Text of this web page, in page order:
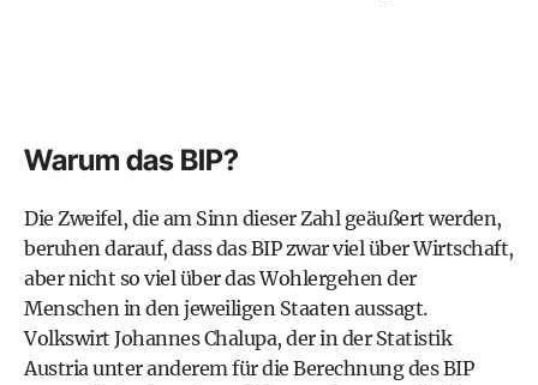
Warum das BIP?
Die Zweifel, die am Sinn dieser Zahl geäußert werden,
beruhen darauf, dass das BIP zwar viel über Wirtschaft,
aber nicht so viel über das Wohlergehen der
Menschen in den jeweiligen Staaten aussagt.
Volkswirt Johannes Chalupa, der in der Statistik
Austria unter anderem für die Berechnung des BIP